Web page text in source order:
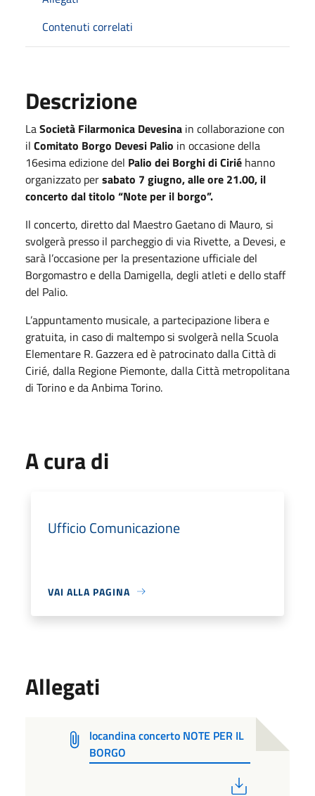
Contenuti correlati
Descrizione
LaSocietà Filarmonica Devesina in collaborazione con
il Comitato Borgo Devesi Palio in occasione della
16esima edizione del Palio dei Borghi di Cirié hanno
organizzato persabato 7 giugno, alle ore 21.00, il
concerto dal titolo “Note per il borgo”.
Il concerto, diretto dal Maestro Gaetano di Mauro, si
svolgerà presso il parcheggio di via Rivette, a Devesi, e
sarà l’occasione per la presentazione ufficiale del
Borgomastro e della Damigella, degli atleti e dello staff
del Palio.
L’appuntamento musicale, a partecipazione libera e
gratuita, in caso di maltempo si svolgerà nella Scuola
Elementare R. Gazzera ed è patrocinato dalla Città di
Cirié, dalla Regione Piemonte, dalla Città metropolitana
di Torino e da Anbima Torino.
A cura di
Ufficio Comunicazione
VAI ALLA PAGINA
Allegati
locandina concerto NOTE PER IL
BORGO